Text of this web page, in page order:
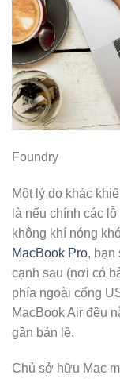
Foundry
Một lý do khác
là nếu chính các
không khí nóng
MacBook Pro, bạn
cạnh sau (nơi có
phía ngoài cổng
MacBook Air đều
gần bản lề.
Chủ sở hữu Mac